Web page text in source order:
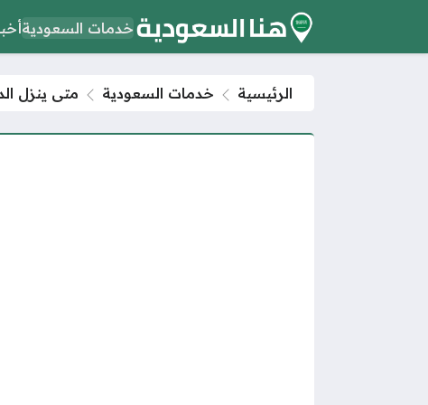
خدمات السعودية
الرئيسية خدمات السعودية متى ينزل